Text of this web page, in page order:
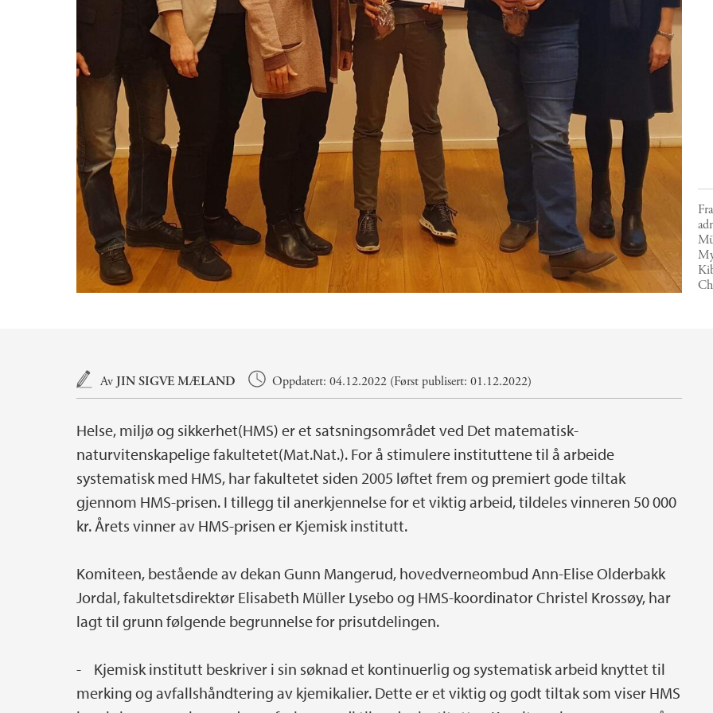
Hovedinnhold
AvJIN SIGVE MÆLAND Oppdatert: 04.12.2022 (Først publisert: 01.12.2022)
Helse, miljø og sikkerhet(HMS) er et satsningsområdet ved Det matematisk-
naturvitenskapelige fakultetet(Mat.Nat.). For å stimulere instituttene til å arbeide
systematisk med HMS, har fakultetet siden 2005 løftet frem og premiert gode tiltak
gjennom HMS-prisen. I tillegg til anerkjennelse for et viktig arbeid, tildeles vinneren 50 000
kr. Årets vinner av HMS-prisen er Kjemisk institutt.
Komiteen, bestående av dekan Gunn Mangerud, hovedverneombud Ann-Elise Olderbakk
Jordal, fakultetsdirektør Elisabeth Müller Lysebo og HMS-koordinator Christel Krossøy, har
lagt til grunn følgende begrunnelse for prisutdelingen.
- Kjemisk institutt beskriver i sin søknad et kontinuerlig og systematisk arbeid knyttet til
merking og avfallshåndtering av kjemikalier. Dette er et viktig og godt tiltak som viser HMS